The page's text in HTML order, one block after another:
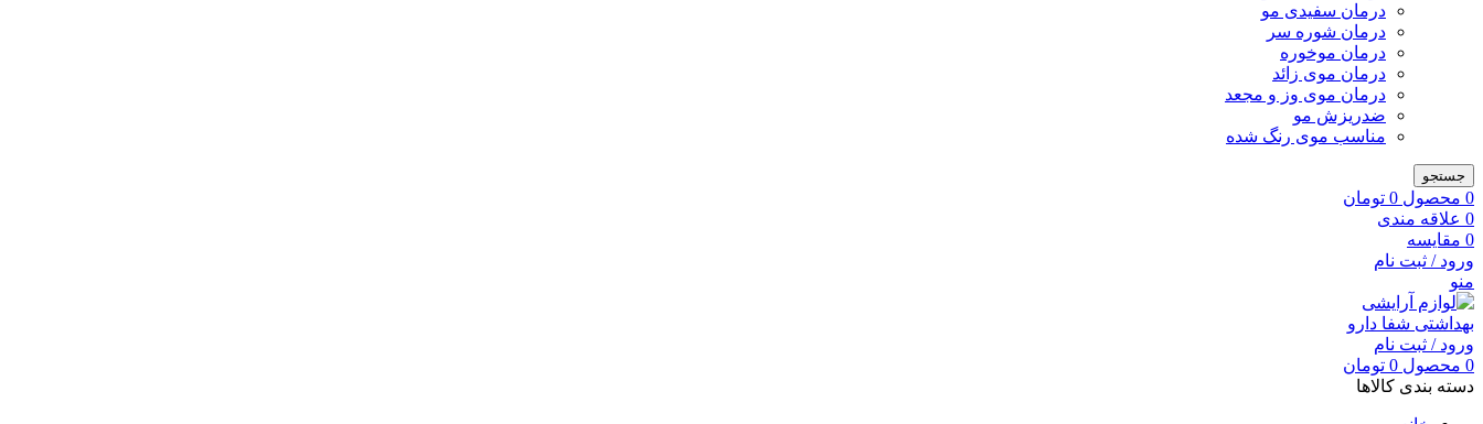
درمان سفیدی مو
درمان شوره سر
درمان موخوره
درمان موی زائد
درمان موی وز و مجعد
ضدریزش مو
مناسب موی رنگ شده
جستجو
0 محصول 0 تومان
0 علاقه مندی
0 مقایسه
ورود / ثبت نام
منو
ورود / ثبت نام
0 محصول 0 تومان
دسته بندی کالاها